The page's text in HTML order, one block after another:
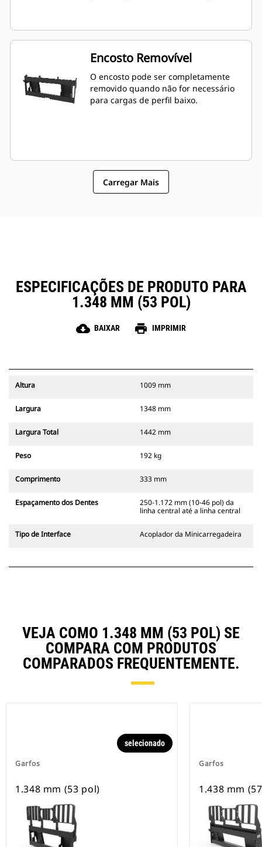
Encosto Removível
O encosto pode ser completamente
removido quando não for necessário
para cargas de perfil baixo.
Carregar Mais
ESPECIFICAÇÕES DE PRODUTO PARA
1.348 MM (53 POL)
cloud_download BAIXAR print IMPRIMIR
Altura 1009 mm
Largura 1348 mm
Largura Total 1442 mm
Peso 192 kg
Comprimento 333 mm
Espaçamento dos Dentes
250-1.172 mm (10-46 pol) da
linha central até a linha central
Tipo de Interface Acoplador da Minicarregadeira
VEJA COMO 1.348 MM (53 POL) SE
COMPARA COM PRODUTOS
COMPARADOS FREQUENTEMENTE.
Garfos
selecionado
1.348 mm (53 pol)
Garfos
1.438 mm